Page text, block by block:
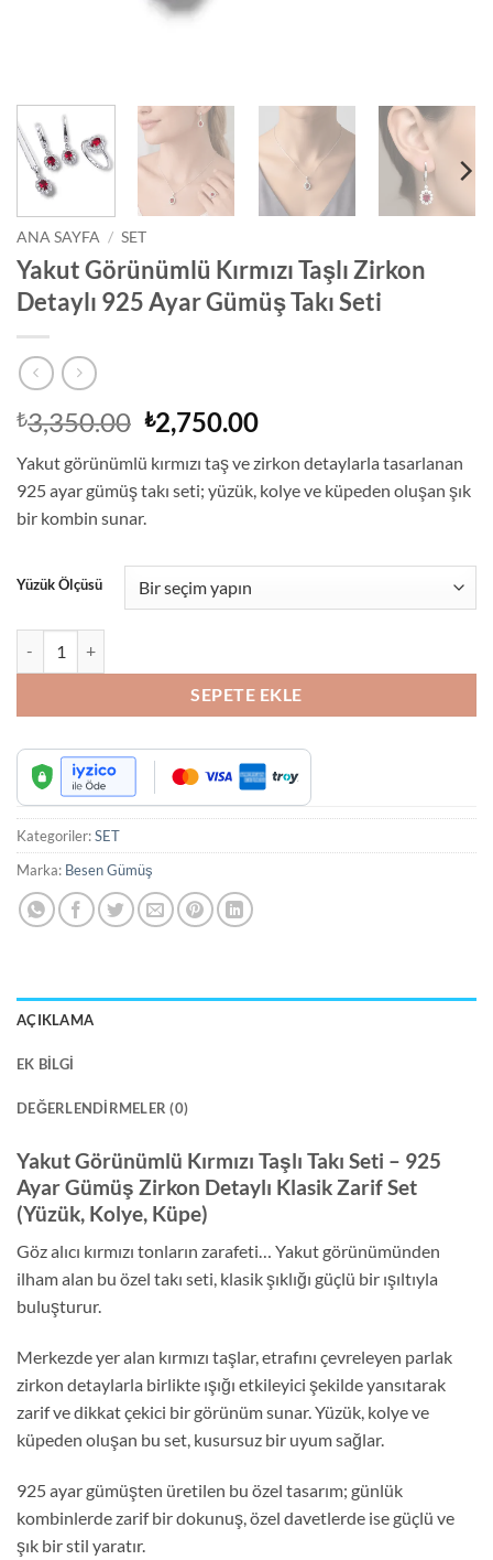
ANA SAYFA / SET
Yakut Görünümlü Kırmızı Taşlı Zirkon
Detaylı 925 Ayar Gümüş Takı Seti
₺3,350.00 Orijinal
fiyat:
₺3,350.00.
₺2,750.00Şu
fiyat:
₺2,750.00.
Yakut görünümlü kırmızı taş ve zirkon detaylarla tasarlanan
925 ayar gümüş takı seti; yüzük, kolye ve küpeden oluşan şık
bir kombin sunar.
Yüzük Ölçüsü
SEPETE EKLE
Kategoriler:SET
Marka: Besen Gümüş
AÇIKLAMA
EK BILGI
DEĞERLENDIRMELER (0)
Yakut Görünümlü Kırmızı Taşlı Takı Seti – 925
Ayar Gümüş Zirkon Detaylı Klasik Zarif Set
(Yüzük, Kolye, Küpe)
Göz alıcı kırmızı tonların zarafeti… Yakut görünümünden
ilham alan bu özel takı seti, klasik şıklığı güçlü bir ışıltıyla
buluşturur.
Merkezde yer alan kırmızı taşlar, etrafını çevreleyen parlak
zirkon detaylarla birlikte ışığı etkileyici şekilde yansıtarak
zarif ve dikkat çekici bir görünüm sunar. Yüzük, kolye ve
küpeden oluşan bu set, kusursuz bir uyum sağlar.
925 ayar gümüşten üretilen bu özel tasarım; günlük
kombinlerde zarif bir dokunuş, özel davetlerde ise güçlü ve
şık bir stil yaratır.